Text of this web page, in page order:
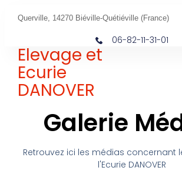
Querville, 14270 Biéville-Quétiéville (France)
06-82-11-31-01
Elevage et
Ecurie
DANOVER
Galerie
Retrouvez ici les médias concernant
l'Ecurie DANOVER